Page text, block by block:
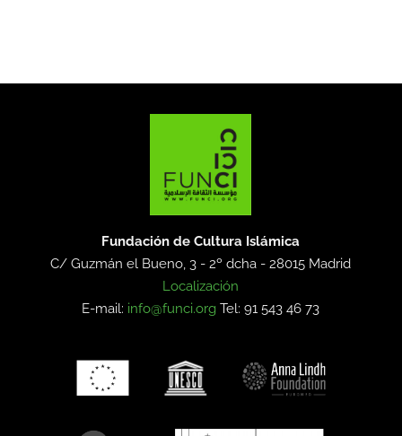
Fundación de Cultura Islámica
C/ Guzmán el Bueno, 3 - 2º dcha -28015 Madrid
Localización
E-mail: info@funci.org Tel: 91 543 46 73